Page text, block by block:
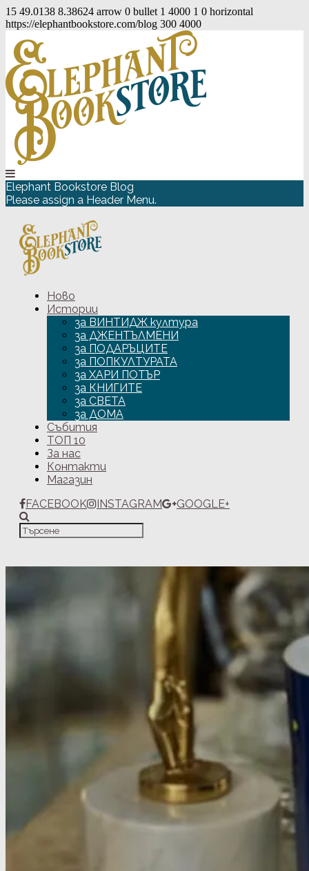
15 49.0138 8.38624 arrow 0 bullet 1 4000 1 0 horizontal
https://elephantbookstore.com/blog 300 4000
Elephant Bookstore Blog
Please assign a Header Menu.
Ново
Истории
за ВИНТИДЖ култура
за ДЖЕНТЪЛМЕНИ
за ПОДАРЪЦИТЕ
за ПОПКУЛТУРАТА
за ХАРИ ПОТЪР
за КНИГИТЕ
за СВЕТА
за ДОМА
Събития
ТОП 10
За нас
Контакти
Магазин
FACEBOOK
INSTAGRAM GOOGLE+